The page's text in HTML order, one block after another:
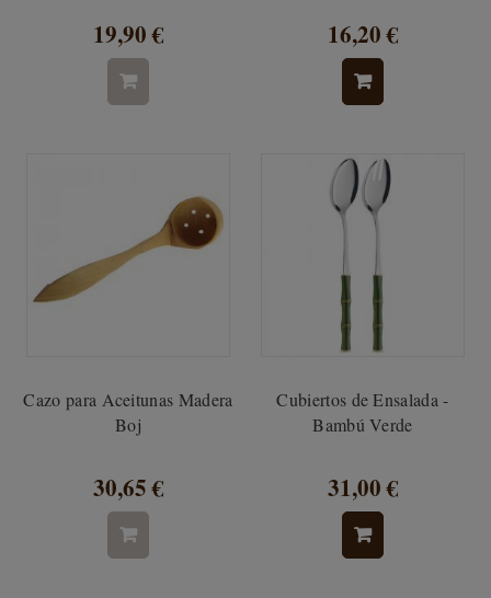
19,90 € 16,20 €
Cazo para Aceitunas Madera
Boj
30,65 €
Cubiertos de Ensalada -
Bambú Verde
31,00 €